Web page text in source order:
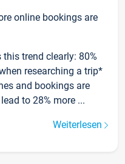
online bookings are
this trend clearly: 80%
researching a trip*
and bookings are
to 28% more ...
Weiterlesen